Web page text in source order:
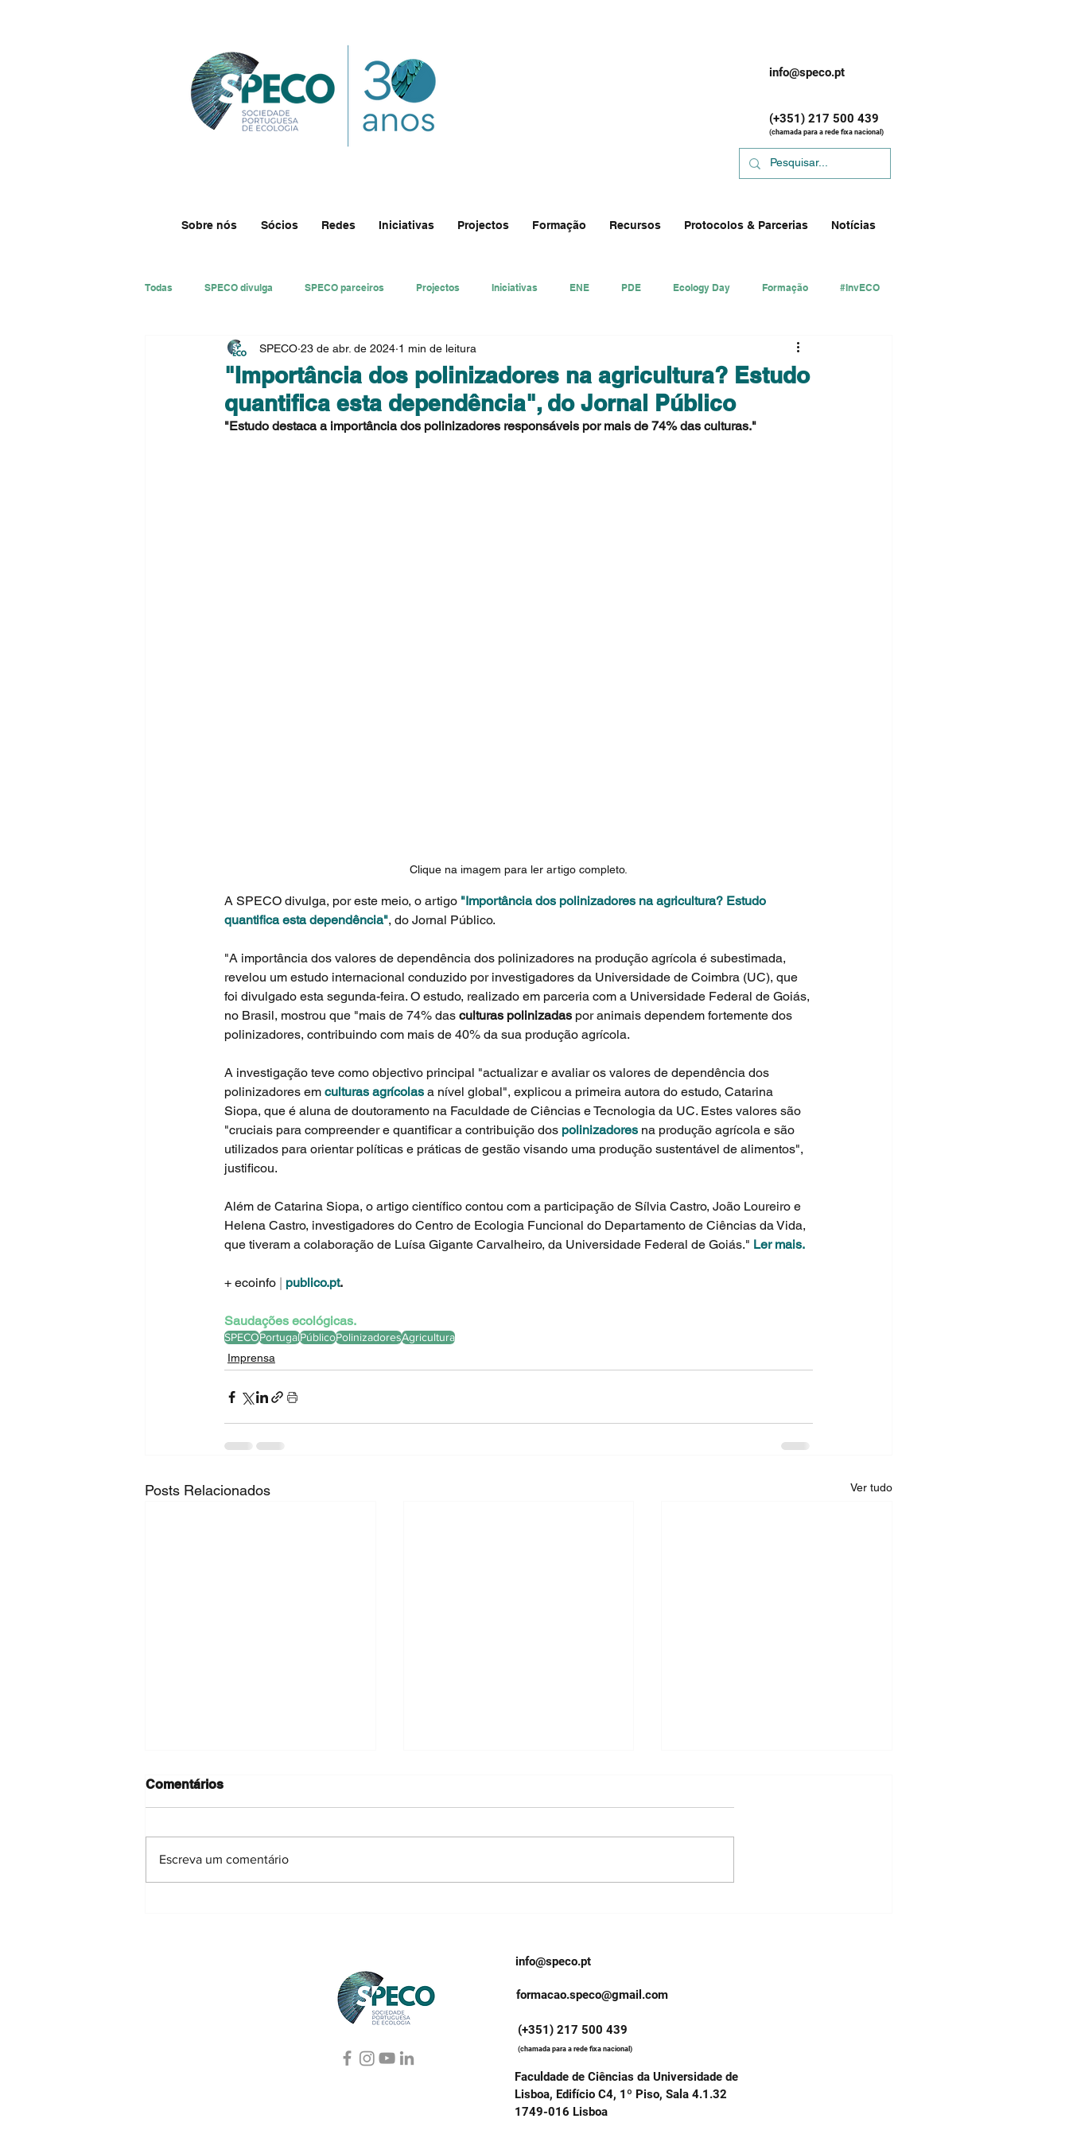
info@speco.pt
(+351) 217 500 439
(chamada para a rede fixa nacional)
Sobre nós Sócios Redes Iniciativas Projectos Formação Recursos Protocolos & Parcerias Notícias
Todas SPECO divulga SPECO parceiros Projectos Iniciativas ENE PDE Ecology Day Formação #InvECO
#DivECO Imprensa Ecologi@
"Importância dos polinizadores na agricultura? Estudo
quantifica esta dependência", do Jornal Público
SPECO 23 de abr. de 2024 1 min de leitura
"Estudo destaca a importância dos polinizadores responsáveis por mais de 74% das culturas."
Clique na imagem para ler artigo completo.
A SPECO divulga, por este meio, o artigo "Importância dos polinizadores na agricultura? Estudo
quantifica esta dependência", do Jornal Público.
"A importância dos valores de dependência dos polinizadores na produção agrícola é subestimada,
revelou um estudo internacional conduzido por investigadores da Universidade de Coimbra (UC), que
foi divulgado esta segunda-feira. O estudo, realizado em parceria com a Universidade Federal de Goiás,
no Brasil, mostrou que "mais de 74% das culturas polinizadas por animais dependem fortemente dos
polinizadores, contribuindo com mais de 40% da sua produção agrícola.
A investigação teve como objectivo principal "actualizar e avaliar os valores de dependência dos
polinizadores em culturas agrícolas a nível global", explicou a primeira autora do estudo, Catarina
Siopa, que é aluna de doutoramento na Faculdade de Ciências e Tecnologia da UC. Estes valores são
"cruciais para compreender e quantificar a contribuição dos polinizadores na produção agrícola e são
utilizados para orientar políticas e práticas de gestão visando uma produção sustentável de alimentos",
justificou.
Além de Catarina Siopa, o artigo científico contou com a participação de Sílvia Castro, João Loureiro e
Helena Castro, investigadores do Centro de Ecologia Funcional do Departamento de Ciências da Vida,
que tiveram a colaboração de Luísa Gigante Carvalheiro, da Universidade Federal de Goiás." Ler mais.
+ ecoinfo | publico.pt.
Saudações ecológicas.
SPECOPortugalPúblicoPolinizadoresAgricultura
Imprensa
Posts Relacionados Ver tudo
Comentários
Escreva um comentário
info@speco.pt
formacao.speco@gmail.com
(+351) 217 500 439
(chamada para a rede fixa nacional)
Faculdade de Ciências da Universidade de
Lisboa, Edifício C4, 1º Piso, Sala 4.1.32
1749-016 Lisboa